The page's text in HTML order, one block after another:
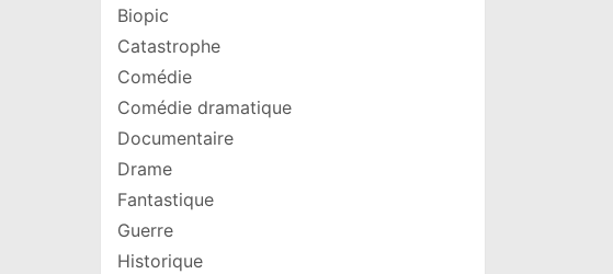
Biopic
Catastrophe
Comédie
Comédie dramatique
Documentaire
Drame
Fantastique
Guerre
Historique